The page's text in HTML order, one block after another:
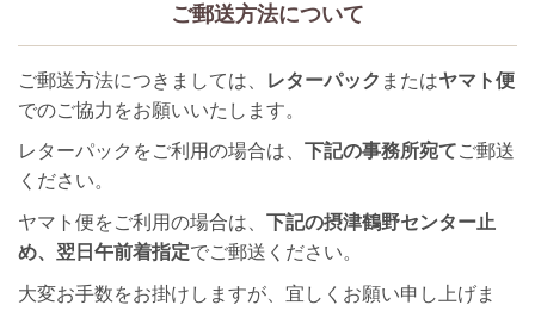
ご郵送方法について
ご郵送方法につきましては、 レターパック またはヤマト便
でのご協力をお願いいたします。
レターパックをご利用の場合は、 下記の事務所宛てご郵送
ください。
ヤマト便をご利用の場合は、 下記の摂津鶴野センター止
め、翌日午前着指定でご郵送ください。
大変お手数をお掛けしますが、宜しくお願い申し上げま